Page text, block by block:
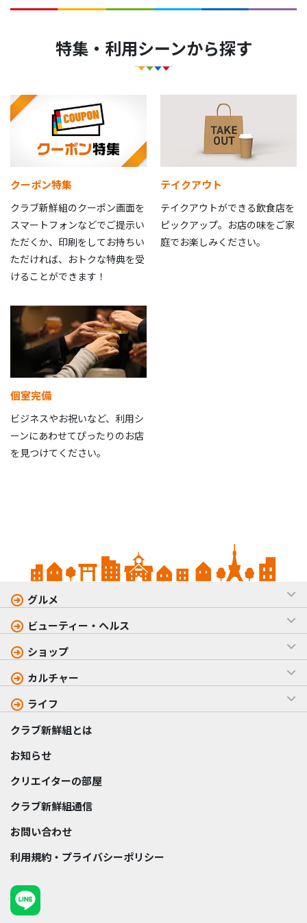
特集・利用シーンから探す
クーポン特集
クラブ新鮮組のクーポン画面を
スマートフォンなどでご提示い
ただくか、印刷をしてお持ちい
ただければ、おトクな特典を受
けることができます！
テイクアウト
テイクアウトができる飲食店を
ピックアップ。お店の味をご家
庭でお楽しみください。
個室完備
ビジネスやお祝いなど、利用シ
ーンにあわせてぴったりのお店
を見つけてください。
グルメ
ビューティー・ヘルス
ショップ
カルチャー
ライフ
クラブ新鮮組とは
お知らせ
クリエイターの部屋
クラブ新鮮組通信
お問い合わせ
利用規約・プライバシーポリシー